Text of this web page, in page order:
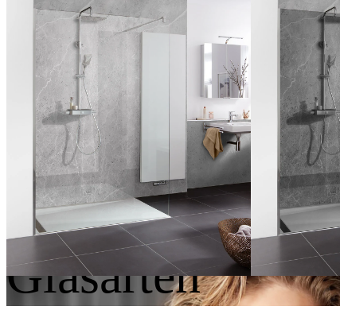
Formensprache
Raffinierte Details
Scharniere
Glasarten